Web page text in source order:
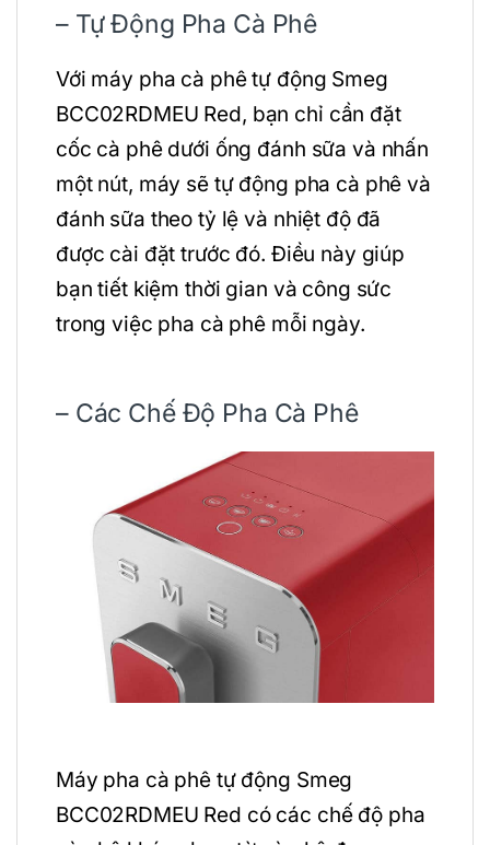
– Tự Động Pha Cà Phê
Với máy pha cà phê tự động Smeg
BCC02RDMEU Red, bạn chỉ cần đặt
cốc cà phê dưới ống đánh sữa và nhấn
một nút, máy sẽ tự động pha cà phê và
đánh sữa theo tỷ lệ và nhiệt độ đã
được cài đặt trước đó. Điều này giúp
bạn tiết kiệm thời gian và công sức
trong việc pha cà phê mỗi ngày.
– Các Chế Độ Pha Cà Phê
Máy pha cà phê tự động Smeg
BCC02RDMEU Red có các chế độ pha